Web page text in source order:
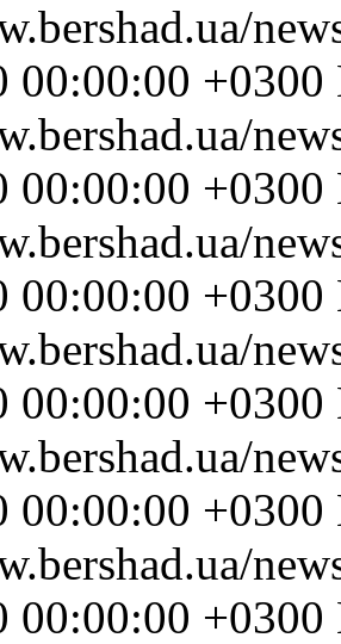
00:00:00 +0300
00:00:00 +0300
00:00:00 +0300
00:00:00 +0300
00:00:00 +0300
00:00:00 +0300